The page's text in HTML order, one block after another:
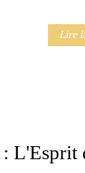
Lire
: L'Esprit